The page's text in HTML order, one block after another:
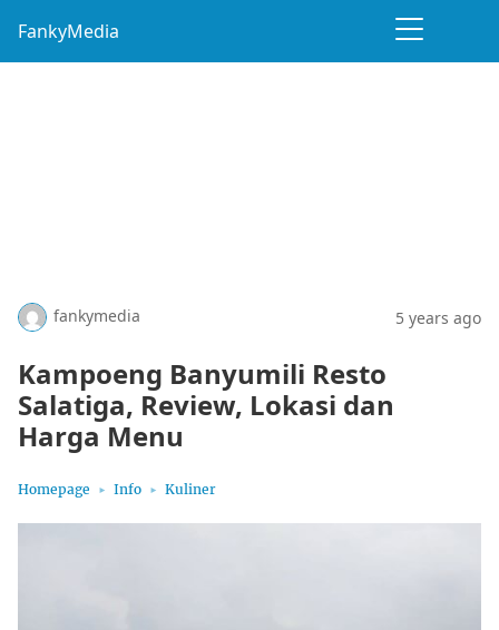
FankyMedia
fankymedia 5 years ago
Kampoeng Banyumili Resto
Salatiga, Review, Lokasi dan
Harga Menu
Homepage Info Kuliner